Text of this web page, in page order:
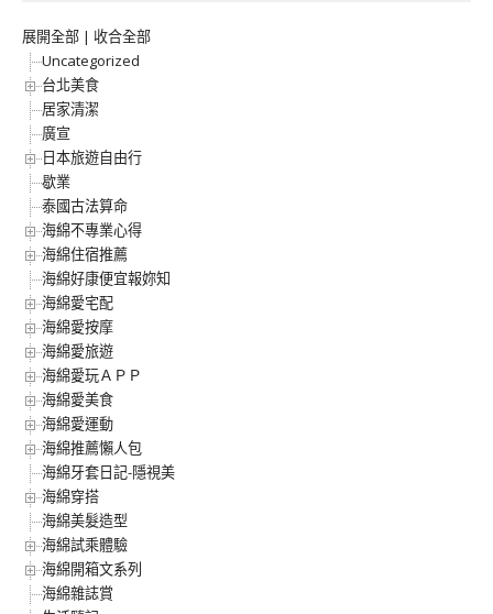
展開全部 | 收合全部
Uncategorized
台北美食
居家清潔
廣宣
日本旅遊自由行
歇業
泰國古法算命
海綿不專業心得
海綿住宿推薦
海綿好康便宜報妳知
海綿愛宅配
海綿愛按摩
海綿愛旅遊
海綿愛玩ＡＰＰ
海綿愛美食
海綿愛運動
海綿推薦懶人包
海綿牙套日記-隱視美
海綿穿搭
海綿美髮造型
海綿試乘體驗
海綿開箱文系列
海綿雜誌賞